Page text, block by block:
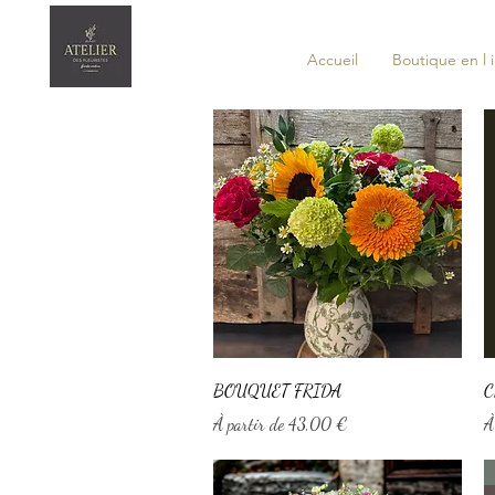
Accueil Boutique en l
Aperçu rapide
BOUQUET FRIDA
À partir de43,00 €
Prix promotionnel